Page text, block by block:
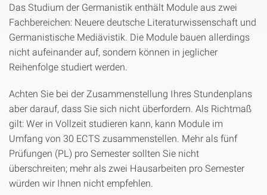
Das Studium der Germanistik enthält Module aus zwei
Fachbereichen: Neuere deutsche Literaturwissenschaft und
Germanistische Mediävistik. Die Module bauen allerdings
nicht aufeinander auf, sondern können in jeglicher
Reihenfolge studiert werden.
Achten Sie bei der Zusammenstellung Ihres Stundenplans
aber darauf, dass Sie sich nicht überfordern. Als Richtmaß
gilt: Wer in Vollzeit studieren kann, kann Module im
Umfang von 30 ECTS zusammenstellen. Mehr als fünf
Prüfungen (PL) pro Semester sollten Sie nicht
überschreiten; mehr als zwei Hausarbeiten pro Semester
würden wir Ihnen nicht empfehlen.